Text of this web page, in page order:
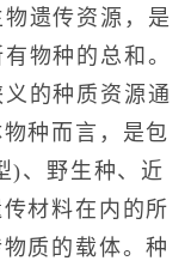
物遗传资源，是
有物种的总和。
义的种质资源通
种而言，是包
)、野生种、近
材料在内的所
质的载体。种